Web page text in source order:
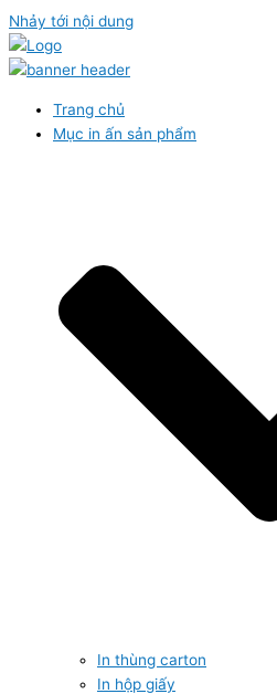
Nhảy tới nội dung
Trang chủ
Mục in ấn sản phẩm
In thùng carton
In hộp giấy